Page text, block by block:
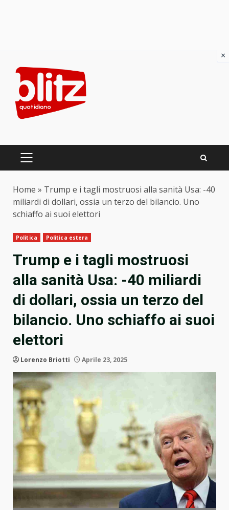
content
PRIMARY
Home » Trump e i tagli mostruosi alla sanità Usa: -40
miliardi di dollari, ossia un terzo del bilancio. Uno
schiaffo ai suoi elettori
Politica Politica estera
Trump e i tagli mostruosi
alla sanità Usa: -40 miliardi
di dollari, ossia un terzo del
bilancio. Uno schiaffo ai suoi
elettori
Lorenzo Briotti Aprile 23, 2025
×